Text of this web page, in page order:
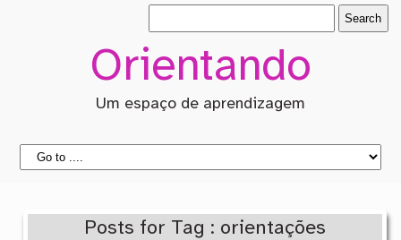
Orientando
Um espaço de aprendizagem
Posts for Tag : orientações